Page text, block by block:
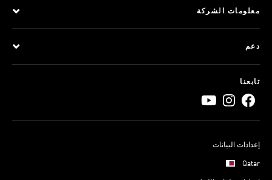
معلومات الشركة
دعم
تابعنا
إعدادات البيانات
Qatar